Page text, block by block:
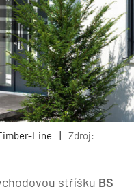
Line
Zdroj:
stříšku BS